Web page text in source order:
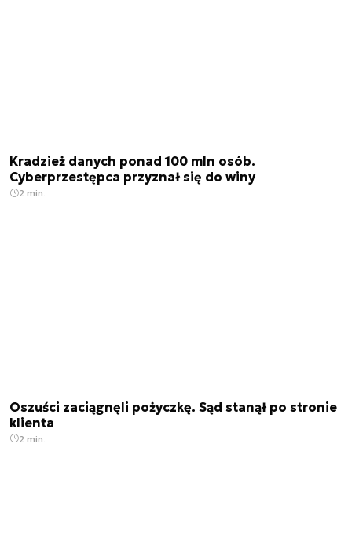
Kradzież danych ponad 100 mln osób.
Cyberprzestępca przyznał się do winy
2 min.
Oszuści zaciągnęli pożyczkę. Sąd stanął po stronie
klienta
2 min.